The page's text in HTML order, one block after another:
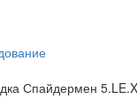
Спайдермен